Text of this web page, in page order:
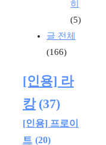
히
(5)
글 전체
(166)
[인용] 라
캉 (37)
[인용] 프로이
트 (20)